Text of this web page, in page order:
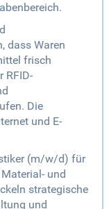
dass Waren
frisch
RFID-
Die
und E-
(m/w/d) für
und
strategische
und